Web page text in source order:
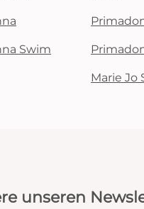
Swim
Marie Jo
unseren